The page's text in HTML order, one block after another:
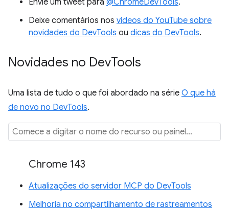
Deixe comentários nos vídeos do YouTube sobre
novidades do DevTools ou dicas do DevTools.
Novidades no DevTools
Uma lista de tudo o que foi abordado na série O que há
de novo no DevTools.
Chrome 143
Atualizações do servidor MCP do DevTools
Melhoria no compartilhamento de rastreamentos